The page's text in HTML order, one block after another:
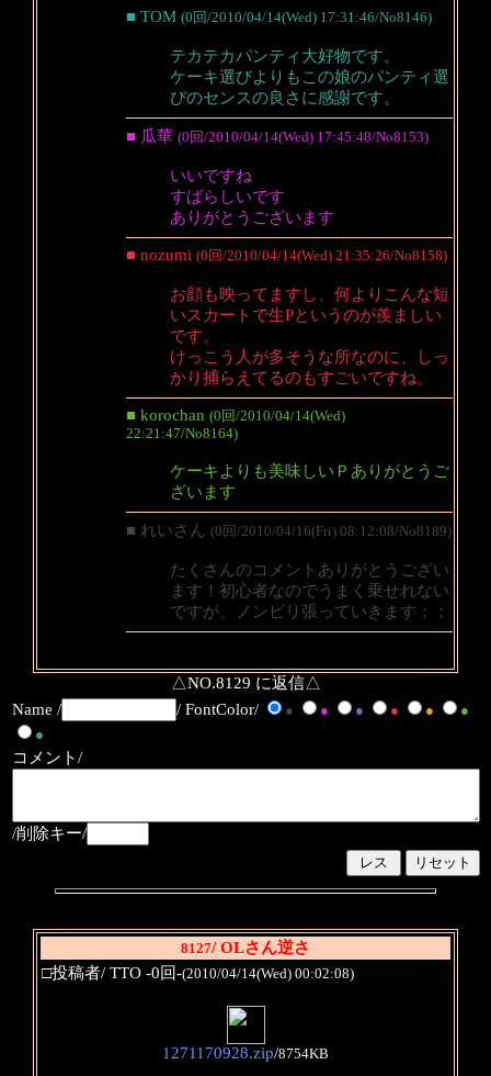
■ TOM (0回/2010/04/14(Wed) 17:31:46/No8146)
テカテカパンティ大好物です。
ケーキ選びよりもこの娘のパンティ選
びのセンスの良さに感謝です。
■ 瓜華 (0回/2010/04/14(Wed) 17:45:48/No8153)
いいですね
すばらしいです
ありがとうございます
■ nozumi (0回/2010/04/14(Wed) 21:35:26/No8158)
お顔も映ってますし、何よりこんな短
いスカートで生Pというのが羨ましい
です。
けっこう人が多そうな所なのに、しっ
かり捕らえてるのもすごいですね。
■ korochan (0回/2010/04/14(Wed)
22:21:47/No8164)
ケーキよりも美味しいＰありがとうご
ざいます
■ れいさん (0回/2010/04/16(Fri) 08:12:08/No8189)
たくさんのコメントありがとうござい
ます！初心者なのでうまく乗せれない
ですが、ノンビリ張っていきます；；
△NO.8129 に返信△
Name /
/ FontColor/ ● ● ● ● ●
●
●
コメント/
/削除キー/
8127/ OLさん逆さ
□投稿者/ TTO -0回-(2010/04/14(Wed) 00:02:08)
1271170928.zip/8754KB